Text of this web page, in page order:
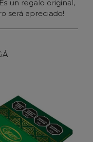
un regalo original,
será apreciado!